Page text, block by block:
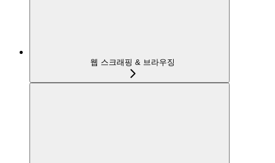
웹 스크래핑 & 브라우징